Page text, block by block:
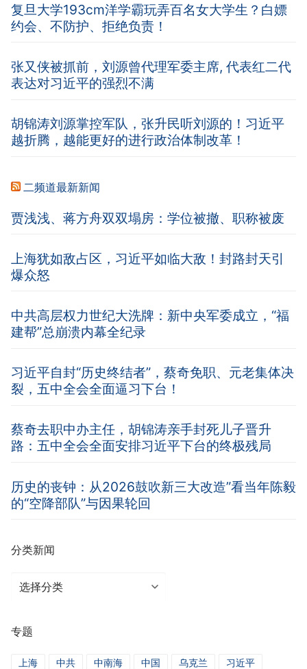
复旦大学193cm洋学霸玩弄百名女大学生？白嫖
约会、不防护、拒绝负责！
张又侠被抓前，刘源曾代理军委主席, 代表红二代
表达对习近平的强烈不满
胡锦涛刘源掌控军队，张升民听刘源的！习近平
越折腾，越能更好的进行政治体制改革！
二频道最新新闻
贾浅浅、蒋方舟双双塌房：学位被撤、职称被废
上海犹如敌占区，习近平如临大敌！封路封天引
爆众怒
中共高层权力世纪大洗牌：新中央军委成立，“福
建帮”总崩溃内幕全纪录
习近平自封“历史终结者”，蔡奇免职、元老集体决
裂，五中全会全面逼习下台！
蔡奇去职中办主任，胡锦涛亲手封死儿子晋升
路：五中全会全面安排习近平下台的终极残局
历史的丧钟：从2026鼓吹新三大改造”看当年陈毅
的“空降部队”与因果轮回
分类新闻
分
闻
专题
上海 中共 中南海 中国 乌克兰
习近平